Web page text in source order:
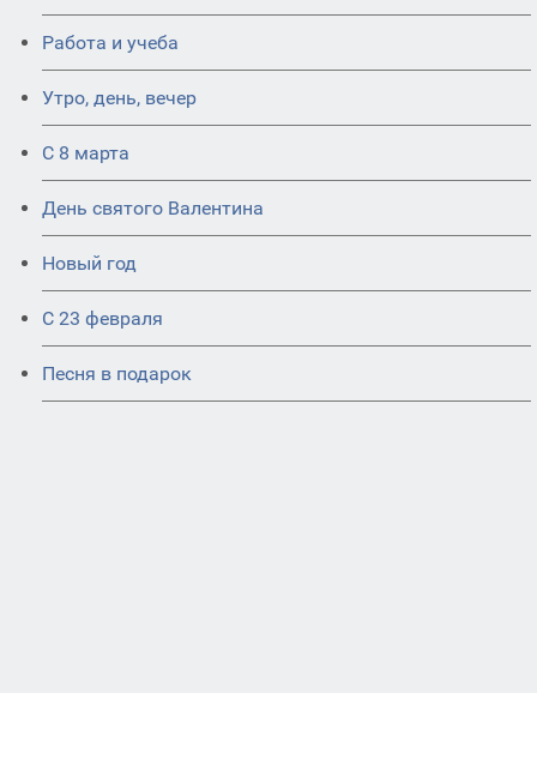
Работа и учеба
Утро, день, вечер
С 8 марта
День святого Валентина
Новый год
С 23 февраля
Песня в подарок